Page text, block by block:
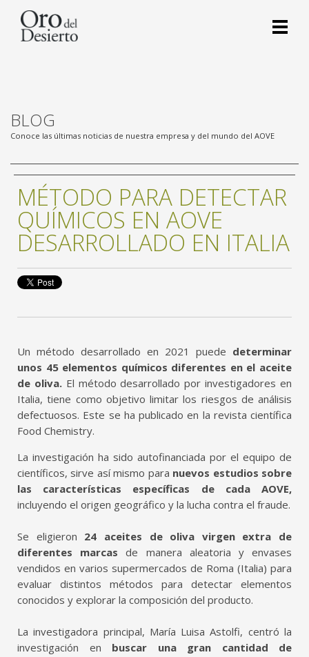
BLOG
Conoce las últimas noticias de nuestra empresa y del mundo del AOVE
MÉTODO PARA DETECTAR
QUÍMICOS EN AOVE
DESARROLLADO EN ITALIA
Un método desarrollado en 2021 puede determinar
unos 45 elementos químicos diferentes en el aceite
de oliva.El método desarrollado por investigadores en
Italia, tiene como objetivo limitar los riesgos de análisis
defectuosos. Este se ha publicado en la revista científica
Food Chemistry.
La investigación ha sido autofinanciada por el equipo de
científicos, sirve así mismo para nuevos estudios sobre
las características específicas de cada AOVE,
incluyendo el origen geográfico y la lucha contra el fraude.
Se eligieron 24 aceites de oliva virgen extra de
diferentes marcas de manera aleatoria y envases
vendidos en varios supermercados de Roma (Italia) para
evaluar distintos métodos para detectar elementos
conocidos y explorar la composición del producto.
La investigadora principal, María Luisa Astolfi, centró la
investigación en buscar una gran cantidad de